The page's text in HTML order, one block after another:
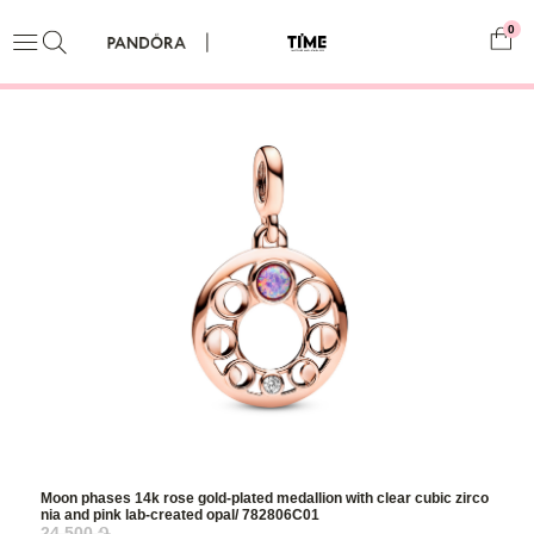
0
Moon phases 14k rose gold-plated medallion with clear cubic zirco
nia and pink lab-created opal/ 782806C01